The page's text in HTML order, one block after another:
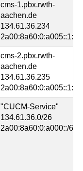
cms-1.pbx.rwth-
aachen.de
134.61.36.234
cms-2.pbx.rwth-
aachen.de
134.61.36.235
"CUCM-Service"
134.61.36.0/26
2a00:8a60:0:a000::/64